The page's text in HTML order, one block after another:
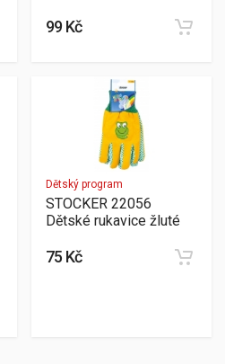
99 Kč
Dětský program
STOCKER 22056
Dětské rukavice žluté
75 Kč